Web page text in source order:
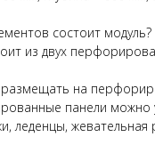
состоит модуль?
из двух
на
панели можно
леденцы, жевательная